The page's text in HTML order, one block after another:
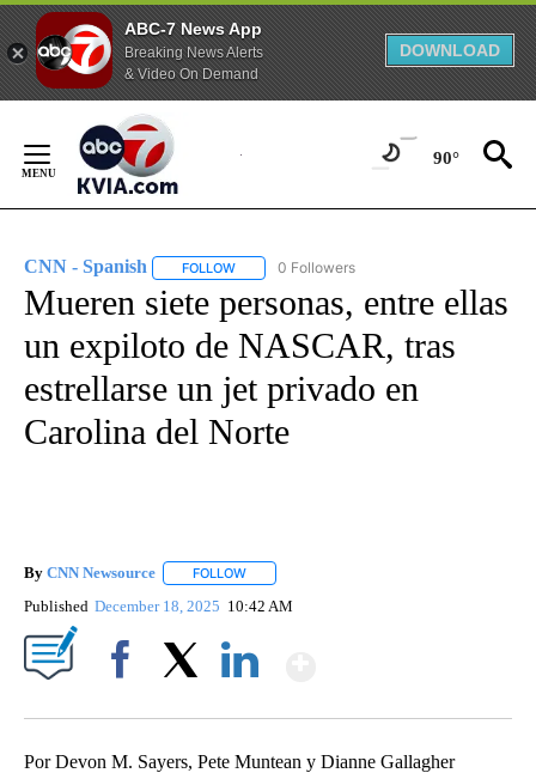
ABC-7 News App
Breaking News Alerts
& Video On Demand
DOWNLOAD
Content
90°
CNN - Spanish FOLLOW FOLLOW "CNN - SPANISH" TO RECEIVE
0 Followers
Mueren siete personas, entre ellas
un expiloto de NASCAR, tras
estrellarse un jet privado en
Carolina del Norte
By CNN Newsource FOLLOW
Published December 18, 2025 10:42 AM
Por Devon M. Sayers, Pete Muntean y Dianne Gallagher